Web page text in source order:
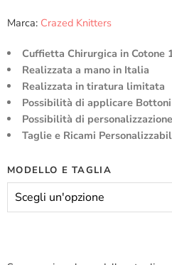
Marca: Crazed Knitters
Cuffietta Chirurgica in Cotone
Realizzata a mano in Italia
Realizzata in tiratura limitata
Possibilità di applicare
Possibilità di
Taglie e Ricami
MODELLO E TAGLIA